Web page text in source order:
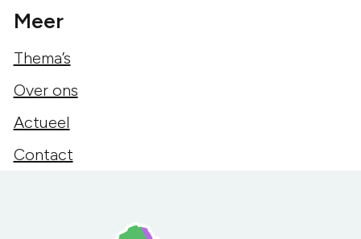
Meer
Thema’s
Over ons
Actueel
Contact